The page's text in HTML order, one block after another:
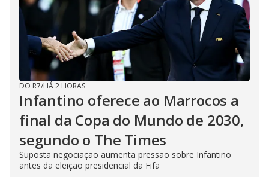
DO R7/HÁ 2 HORAS
Infantino oferece ao Marrocos a
final da Copa do Mundo de 2030,
segundo o The Times
Suposta negociação aumenta pressão sobre Infantino
antes da eleição presidencial da Fifa